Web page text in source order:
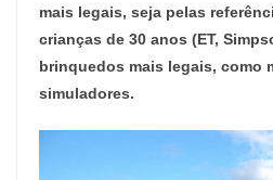
mais legais, seja pelas
crianças de 30 anos (ET,
brinquedos mais legais, como
simuladores.